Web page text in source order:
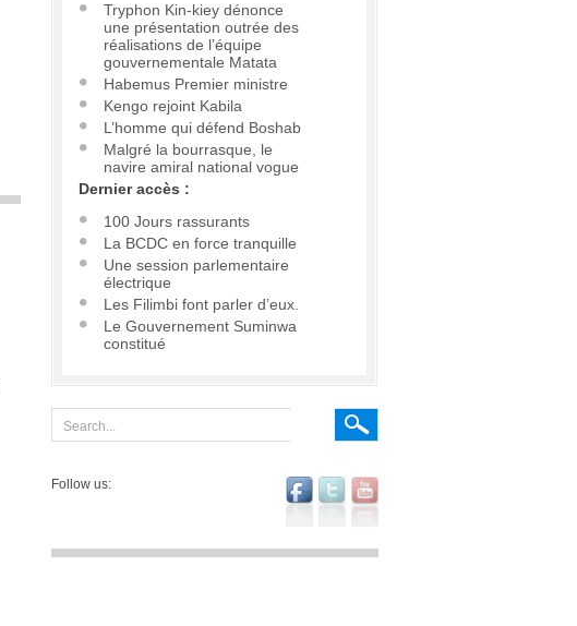
Tryphon Kin-kiey dénonce
une présentation outrée des
réalisations de l’équipe
gouvernementale Matata
Habemus Premier ministre
Kengo rejoint Kabila
L’homme qui défend Boshab
Malgré la bourrasque, le
navire amiral national vogue
Dernier accès :
100 Jours rassurants
La BCDC en force tranquille
Une session parlementaire
électrique
Les Filimbi font parler d’eux.
Le Gouvernement Suminwa
constitué
Follow us: